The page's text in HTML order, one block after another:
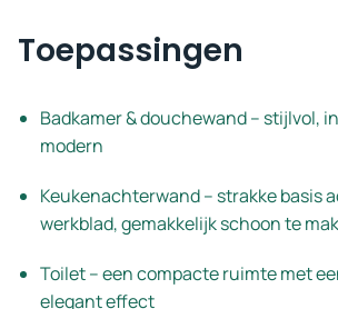
Toepassingen
Badkamer & douchewand – stijlvol,
modern
Keukenachterwand – strakke basis
werkblad, gemakkelijk schoon te
Toilet – een compacte ruimte met
elegant effect